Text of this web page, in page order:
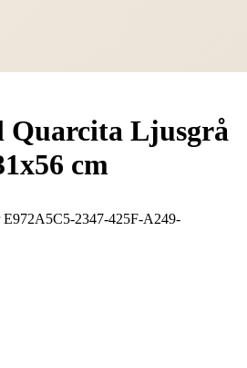
Quarcita Ljusgrå
cm
E972A5C5-2347-425F-A249-